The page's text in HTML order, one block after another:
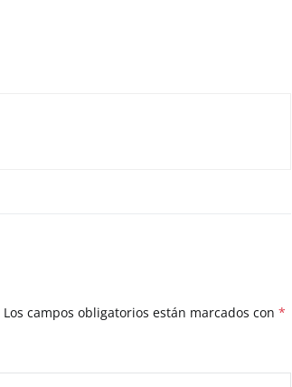
Los campos obligatorios están marcados con *